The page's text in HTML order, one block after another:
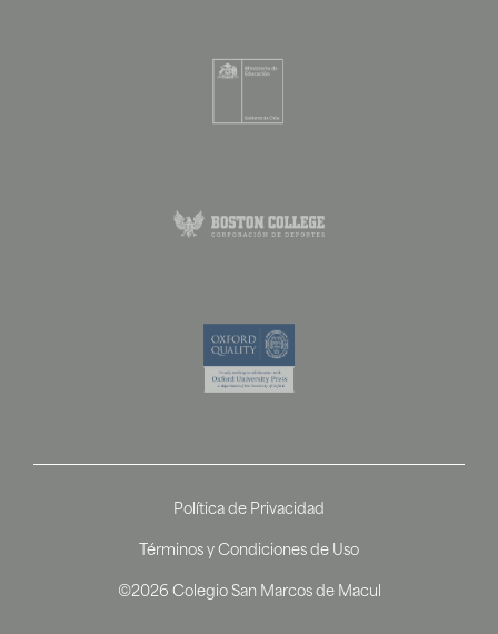
©2026 Colegio San Marcos de Macul
Política de Privacidad
Términos y Condiciones de Uso